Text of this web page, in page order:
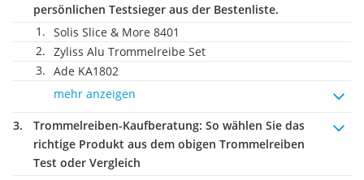
persönlichen Testsieger aus der Bestenliste.
Solis Slice & More 8401
Zyliss Alu Trommelreibe Set
Ade KA1802
mehr anzeigen
Trommelreiben-Kaufberatung: So wählen Sie das
richtige Produkt aus dem obigen Trommelreiben
Test oder Vergleich